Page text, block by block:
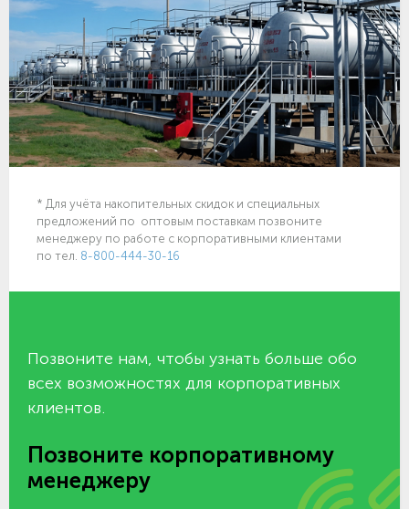
* Для учёта накопительных скидок и специальных
предложений по оптовым поставкам позвоните
менеджеру по работе с корпоративными клиентами
по тел. 8-800-444-30-16
Позвоните нам, чтобы узнать больше обо
всех возможностях для корпоративных
клиентов.
Позвоните корпоративному
менеджеру